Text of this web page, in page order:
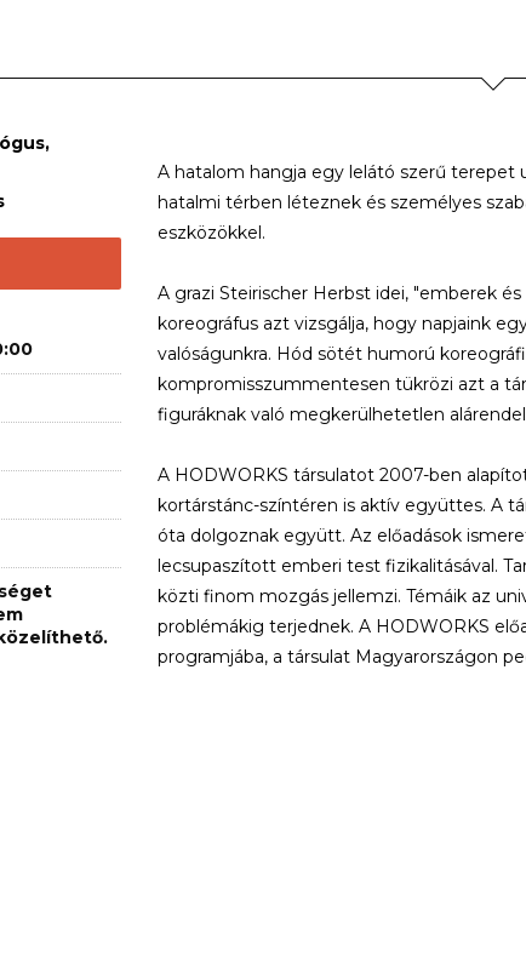
A hatalom hangja egy lelátó szerű terepet
hatalmi térben léteznek és személyes
eszközökkel.
A grazi Steirischer Herbst idei, "emberek
koreográfus azt vizsgálja, hogy napjaink
valóságunkra. Hód sötét humorú
kompromisszummentesen tükrözi azt a
figuráknak való megkerülhetetlen
A HODWORKS társulatot 2007-ben
kortárstánc-színtéren is aktív együttes. A
óta dolgoznak együtt. Az előadások
lecsupaszított emberi test fizikalitásával.
közti finom mozgás jellemzi. Témáik az
problémákig terjednek. A HODWORKS
programjába, a társulat Magyarországon